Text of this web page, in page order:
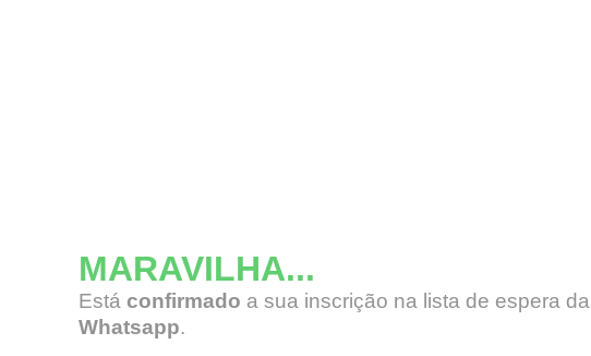
MARAVILHA...
Está confirmado a sua inscrição na lista de espera da
Whatsapp.